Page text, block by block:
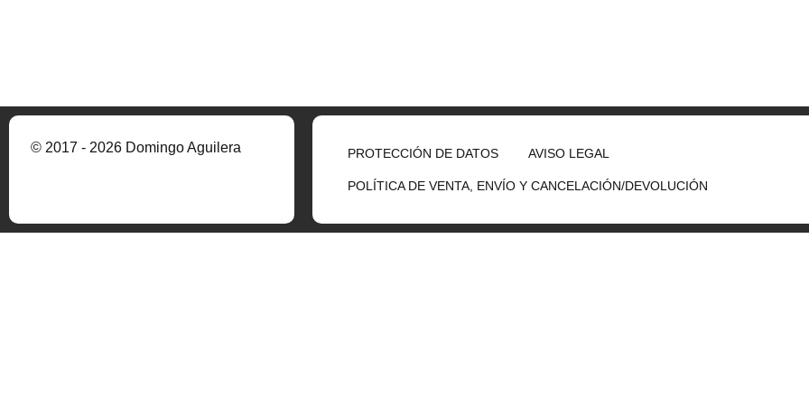
© 2017 - 2026 Domingo Aguilera PROTECCIÓN DE DATOS AVISO LEGAL
POLÍTICA DE VENTA, ENVÍO Y CANCELACIÓN/DEVOLUCIÓN